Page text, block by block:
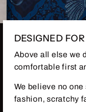
DESIGNED
Above all else we
comfortable first
We believe no
fashion, scratchy